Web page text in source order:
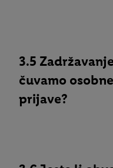
3.5
čuvamo
prijave?